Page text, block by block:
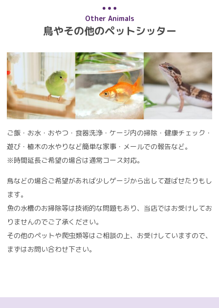
Other Animals
鳥やその他のペットシッター
ご飯・お水・おやつ・食器洗浄・ケージ内の掃除・健康チェック・
遊び・植木の水やりなど簡単な家事・メールでの報告など。
※時間延長ご希望の場合は通常コース対応。
鳥などの場合ご希望があれば少しゲージから出して遊ばせたりもし
ます。
魚の水槽のお掃除等は技術的な問題もあり、当店ではお受けしてお
りませんのでご了承ください。
その他のペットや爬虫類等はご相談の上、お受けしていますので、
まずはお問い合わせ下さい。